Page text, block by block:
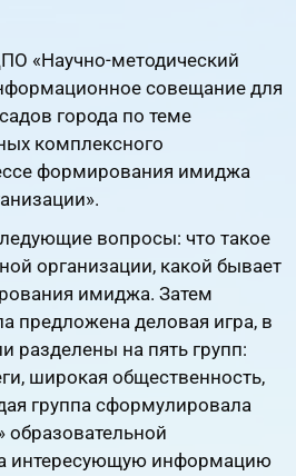
«Научно-методический
совещание для
города по теме
комплексного
формирования имиджа
вопросы: что такое
организации, какой бывает
имиджа. Затем
предложена деловая игра, в
разделены на пять групп:
широкая общественность,
группа сформулировала
образовательной
интересующую информацию